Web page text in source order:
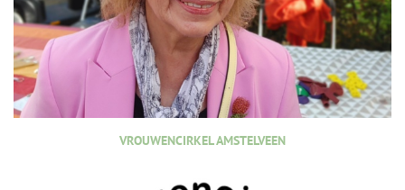
VROUWENCIRKEL AMSTELVEEN